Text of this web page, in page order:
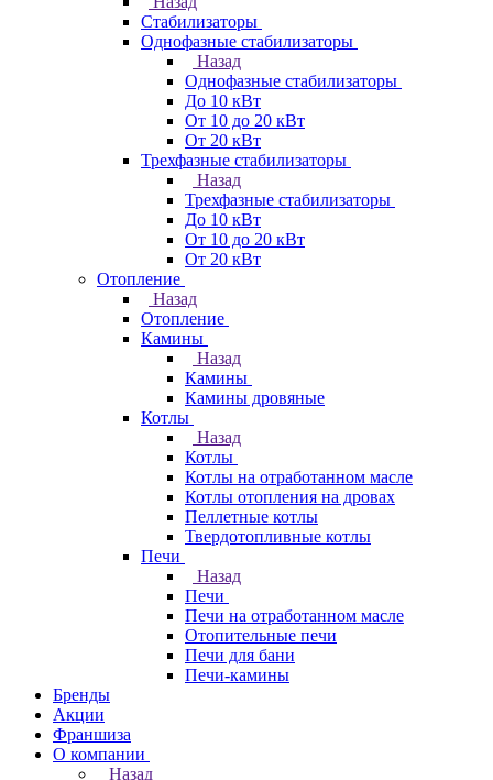
Стабилизаторы
Однофазные стабилизаторы
Назад
Однофазные стабилизаторы
До 10 кВт
От 10 до 20 кВт
От 20 кВт
Трехфазные стабилизаторы
Назад
Трехфазные стабилизаторы
До 10 кВт
От 10 до 20 кВт
От 20 кВт
Отопление
Назад
Отопление
Камины
Назад
Камины
Камины дровяные
Котлы
Назад
Котлы
Котлы на отработанном масле
Котлы отопления на дровах
Пеллетные котлы
Твердотопливные котлы
Печи
Назад
Печи
Печи на отработанном масле
Отопительные печи
Печи для бани
Печи-камины
Бренды
Акции
Франшиза
О компании
Назад